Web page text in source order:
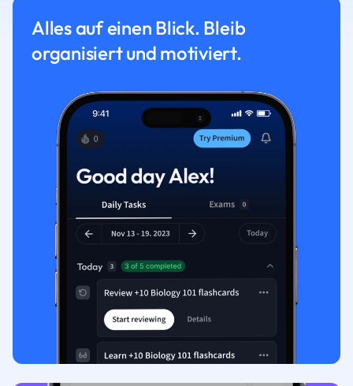
Alles auf einen Blick. Bleib
organisiert und motiviert.